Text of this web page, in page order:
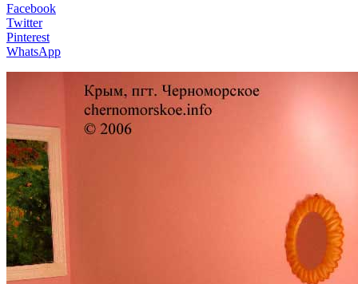
Facebook
Twitter
Pinterest
WhatsApp